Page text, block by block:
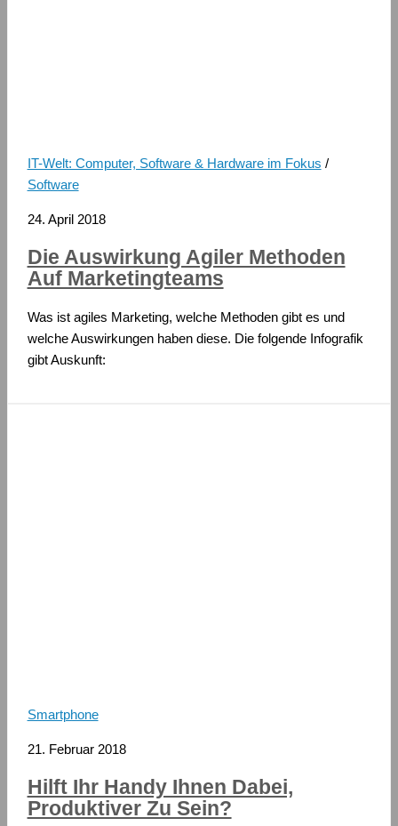
IT-Welt: Computer, Software & Hardware im Fokus /
Software
24. April 2018
Die Auswirkung Agiler Methoden
Auf Marketingteams
Was ist agiles Marketing, welche Methoden gibt es und
welche Auswirkungen haben diese. Die folgende Infografik
gibt Auskunft:
Smartphone
21. Februar 2018
Hilft Ihr Handy Ihnen Dabei,
Produktiver Zu Sein?